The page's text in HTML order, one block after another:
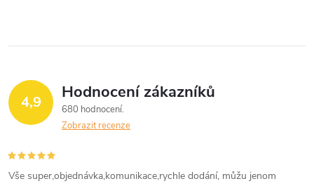
4,9 Hodnocení zákazníků
680 hodnocení
Zobrazit recenze
Vše super,objednávka,komunikace,rychle dodání, můžu jenom